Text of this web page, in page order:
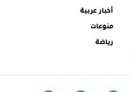
أخبار عربية
منوعات
رياضة